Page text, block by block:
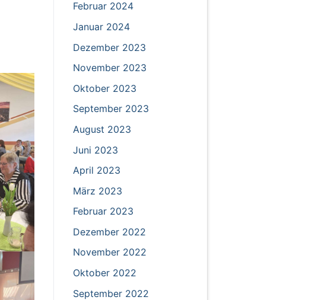
Februar 2024
Januar 2024
Dezember 2023
November 2023
Oktober 2023
September 2023
August 2023
Juni 2023
April 2023
März 2023
Februar 2023
Dezember 2022
November 2022
Oktober 2022
September 2022